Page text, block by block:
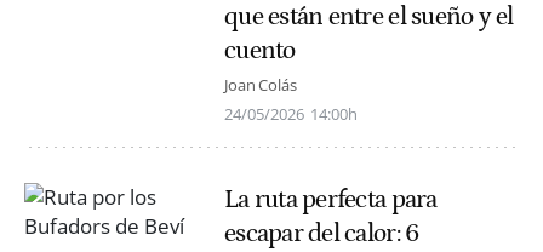
que están entre el sueño y el
cuento
Joan Colás
24/05/2026 14:00h
La ruta perfecta para
escapar del calor: 6